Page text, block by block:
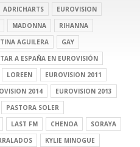
ADRICHARTS
EUROVISION
MADONNA
RIHANNA
AGUILERA
GAY
A ESPAÑA EN EUROVISIÓN
LOREEN
EUROVISION 2011
2014
EUROVISION 2013
PASTORA SOLER
LAST FM CHENOA
SORAYA
KYLIE MINOGUE